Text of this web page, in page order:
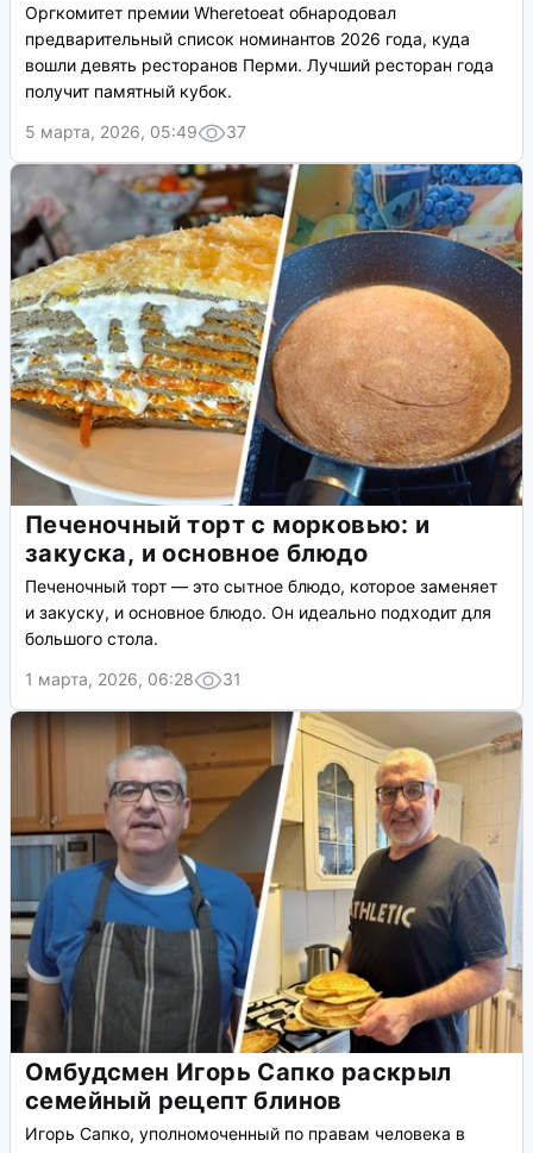
Оргкомитет премии Wheretoeat обнародовал
предварительный список номинантов 2026 года, куда
вошли девять ресторанов Перми. Лучший ресторан года
получит памятный кубок.
5 марта, 2026, 05:49
37
Печеночный торт с морковью: и
закуска, и основное блюдо
Печеночный торт — это сытное блюдо, которое заменяет
и закуску, и основное блюдо. Он идеально подходит для
большого стола.
1 марта, 2026, 06:28
31
Омбудсмен Игорь Сапко раскрыл
семейный рецепт блинов
Игорь Сапко, уполномоченный по правам человека в